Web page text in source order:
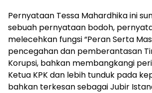
Pernyataan Tessa Mahardhika ini
sebuah pernyataan bodoh,
melecehkan fungsi “Peran Serta
pencegahan dan pemberantasan
Korupsi, bahkan membangkangi
Ketua KPK dan lebih tunduk pada
bahkan terkesan sebagai Jubir